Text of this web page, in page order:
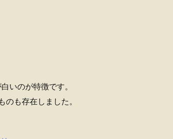
いのが特徴です。
も存在しました。